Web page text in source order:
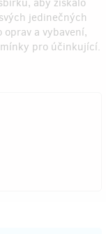
aby získalo
jedinečných
a vybavení,
pro účinkující.